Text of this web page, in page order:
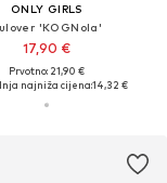
ONLY GIRLS
'KOGNola'
17,90 €
Prvotno: 21,90 €
najniža cijena:14,32 €